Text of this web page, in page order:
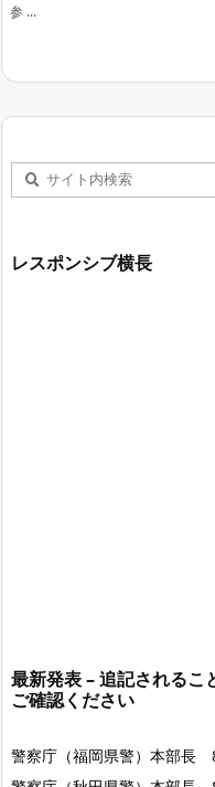
参 ...
レスポンシブ横長
最新発表 – 追記されるこ
ご確認ください
警察庁（福岡県警）本部